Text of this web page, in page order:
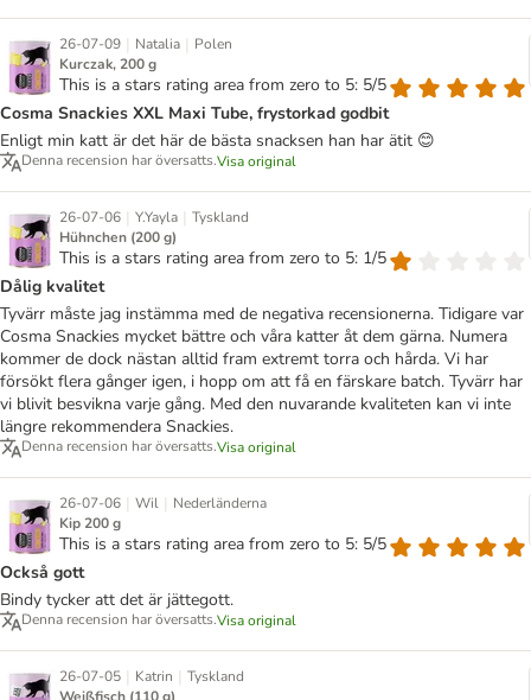
26-07-09 | Natalia | Polen
Kurczak, 200 g
This is a stars rating area from zero to 5: 5/5
Cosma Snackies XXL Maxi Tube, frystorkad godbit
Enligt min katt är det här de bästa snacksen han har ätit 😊
Denna recension har översatts.Visa original
26-07-06 | Y.Yayla | Tyskland
Hühnchen (200 g)
This is a stars rating area from zero to 5: 1/5
Dålig kvalitet
Tyvärr måste jag instämma med de negativa recensionerna. Tidigare var
Cosma Snackies mycket bättre och våra katter åt dem gärna. Numera
kommer de dock nästan alltid fram extremt torra och hårda. Vi har
försökt flera gånger igen, i hopp om att få en färskare batch. Tyvärr har
vi blivit besvikna varje gång. Med den nuvarande kvaliteten kan vi inte
längre rekommendera Snackies.
Denna recension har översatts.Visa original
26-07-06 | Wil | Nederländerna
Kip 200 g
This is a stars rating area from zero to 5: 5/5
Också gott
Bindy tycker att det är jättegott.
Denna recension har översatts.Visa original
26-07-05 | Katrin | Tyskland